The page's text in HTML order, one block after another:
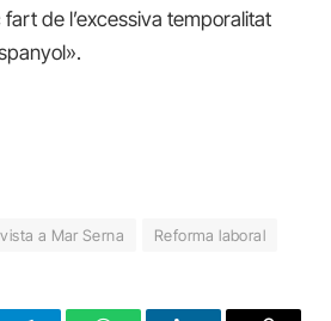
fart de l’excessiva temporalitat
a Mar Serna Reforma laboral